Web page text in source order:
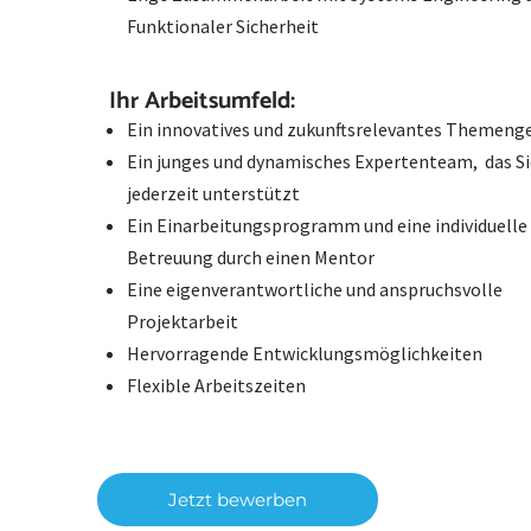
Funktionaler Sicherheit
Ihr Arbeitsumfeld:
Ein innovatives und zukunftsrelevantes
Ein junges und dynamisches Expertenteam, das
jederzeit unterstützt
Ein Einarbeitungsprogramm und eine individuelle
Betreuung durch einen Mentor
Eine eigenverantwortliche und anspruchsvolle
Projektarbeit
Hervorragende Entwicklungsmöglichkeiten
Flexible Arbeitszeiten
Jetzt bewerben